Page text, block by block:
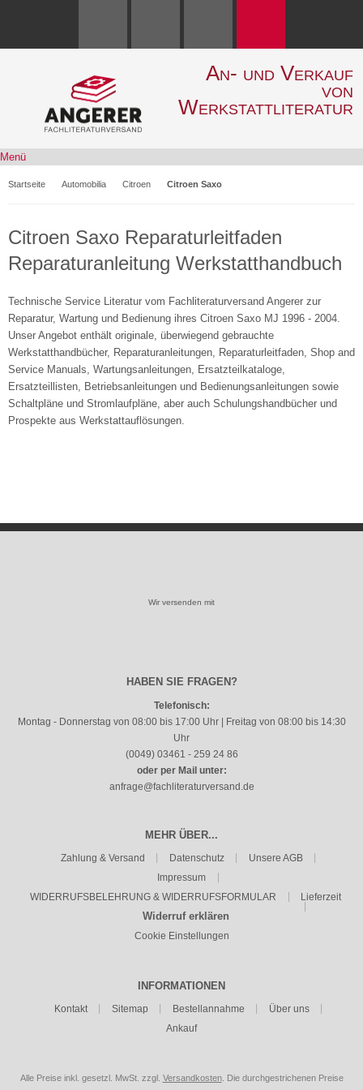
An- und Verkauf
von
Werkstattliteratur
Menü
Startseite Automobilia Citroen Citroen Saxo
Citroen Saxo Reparaturleitfaden
Reparaturanleitung Werkstatthandbuch
Technische Service Literatur vom Fachliteraturversand Angerer zur
Reparatur, Wartung und Bedienung ihres Citroen Saxo MJ 1996 - 2004.
Unser Angebot enthält originale, überwiegend gebrauchte
Werkstatthandbücher, Reparaturanleitungen, Reparaturleitfaden, Shop and
Service Manuals, Wartungsanleitungen, Ersatzteilkataloge,
Ersatzteillisten, Betriebsanleitungen und Bedienungsanleitungen sowie
Schaltpläne und Stromlaufpläne, aber auch Schulungshandbücher und
Prospekte aus Werkstattauflösungen.
Wir versenden mit
HABEN SIE FRAGEN?
Telefonisch:
Montag - Donnerstag von 08:00 bis 17:00 Uhr | Freitag von 08:00 bis 14:30
Uhr
(0049) 03461 - 259 24 86
oder per Mail unter:
anfrage@fachliteraturversand.de
MEHR ÜBER...
Zahlung & Versand Datenschutz
Unsere AGB
Impressum
WIDERRUFSBELEHRUNG & WIDERRUFSFORMULAR
Lieferzeit
Widerruf erklären
Cookie Einstellungen
INFORMATIONEN
Kontakt Sitemap Bestellannahme
Über uns
Ankauf
Alle Preise inkl. gesetzl. MwSt. zzgl. Versandkosten. Die durchgestrichenen Preise